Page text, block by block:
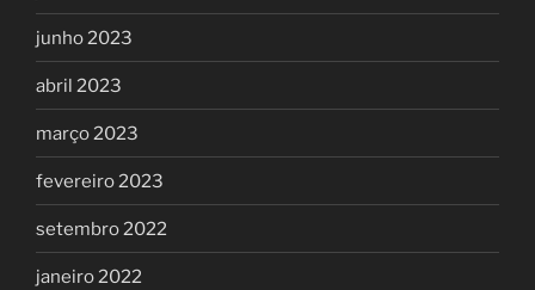
junho 2023
abril 2023
março 2023
fevereiro 2023
setembro 2022
janeiro 2022